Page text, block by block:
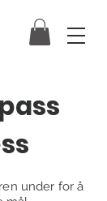
under for å